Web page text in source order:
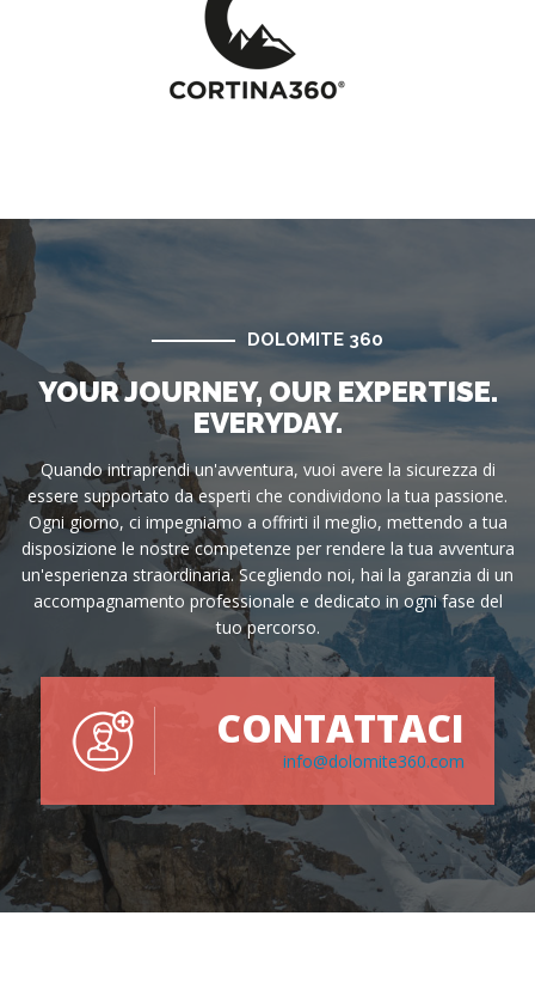
DOLOMITE 360
YOUR JOURNEY, OUR EXPERTISE.
EVERYDAY.
Quando intraprendi un'avventura, vuoi avere la sicurezza di
essere supportato da esperti che condividono la tua passione.
Ogni giorno, ci impegniamo a offrirti il meglio, mettendo a tua
disposizione le nostre competenze per rendere la tua avventura
un'esperienza straordinaria. Scegliendo noi, hai la garanzia di un
accompagnamento professionale e dedicato in ogni fase del
tuo percorso.
CONTATTACI
info@dolomite360.com